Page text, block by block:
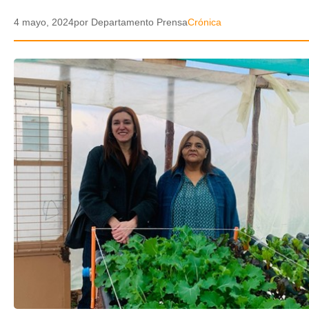
AUDIOS
VIDEOS
GALERIA DE FOTOS
APP MÓVIL
TRANSPARENCIA
4 mayo, 2024por Departamento PrensaCrónica